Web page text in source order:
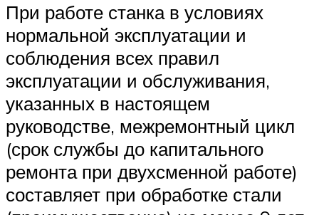
При работе станка в условиях
нормальной эксплуатации и
соблюдения всех правил
эксплуатации и обслуживания,
указанных в настоящем
руководстве, межремонтный цикл
(срок службы до капитального
ремонта при двухсменной работе)
составляет при обработке стали